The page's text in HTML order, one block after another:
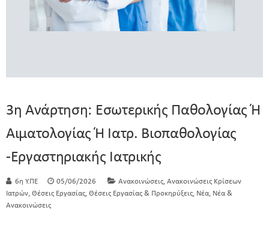
3η Ανάρτηση: Εσωτερικής Παθολογίας Ή
Αιματολογίας Ή Ιατρ. Βιοπαθολογίας
-Εργαστηριακής Ιατρικής
6η Υ.ΠΕ 05/06/2026 Ανακοινώσεις Ανακοινώσεις Κρίσεων
Ιατρών Θέσεις Εργασίας Θέσεις Εργασίας & Προκηρύξεις Νέα Νέα &
Ανακοινώσεις